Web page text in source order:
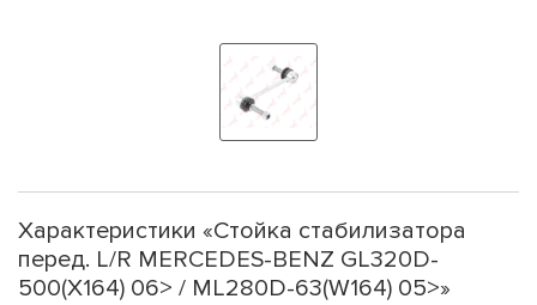
Характеристики «Стойка стабилизатора
перед. L/R MERCEDES-BENZ GL320D-
500(X164) 06> / ML280D-63(W164) 05>»